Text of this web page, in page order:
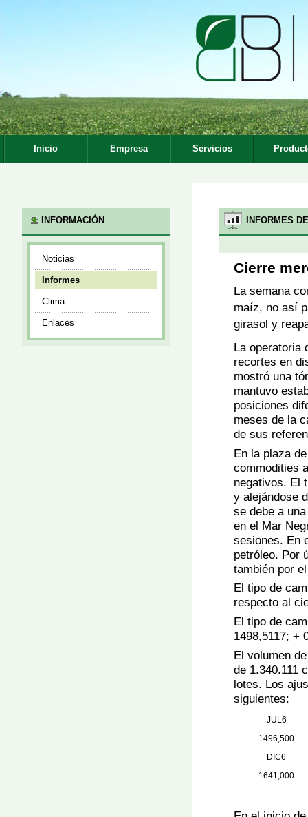
Inicio Empresa Servicios
INFORMACIÓN
Noticias
Informes
Clima
Enlaces
INFORMES
Cierre
La semana
maíz, no así
girasol y
La operatoria
recortes en
mostró una
mantuvo
posiciones
meses de la
de sus
En la plaza
commodities
negativos. El
y alejándose
se debe a
en el Mar
sesiones. En
petróleo. Por
también por
El tipo de
respecto al
El tipo de
1498,5117; +
El volumen
de 1.340.111
lotes. Los
siguientes:
JUL6
1496,500
DIC6
1641,000